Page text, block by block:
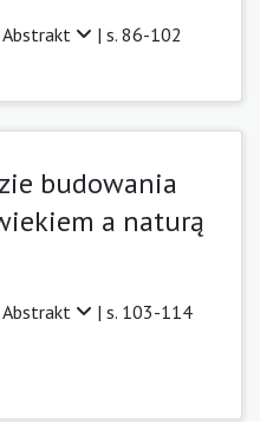
Abstrakt | s. 86-102
budowania
a naturą
Abstrakt | s. 103-114